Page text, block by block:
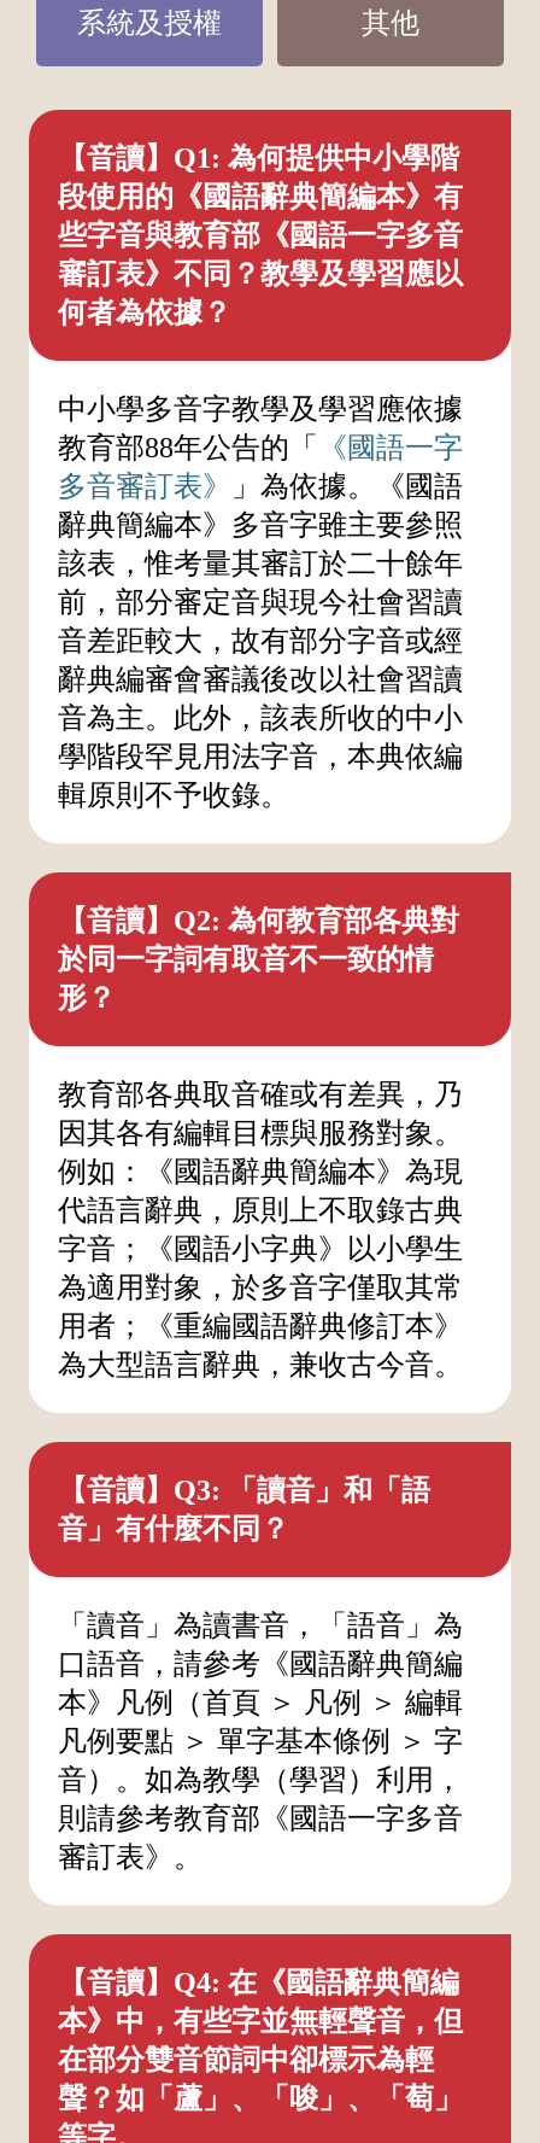
系統及授權 其他
【音讀】Q1: 為何提供中小學階
段使用的《國語辭典簡編本》有
些字音與教育部《國語一字多音
審訂表》不同？教學及學習應以
何者為依據？
中小學多音字教學及學習應依據
教育部88年公告的「
《國語一字
多音審訂表》
」為依據。《國語
辭典簡編本》多音字雖主要參照
該表，惟考量其審訂於二十餘年
前，部分審定音與現今社會習讀
音差距較大，故有部分字音或經
辭典編審會審議後改以社會習讀
音為主。此外，該表所收的中小
學階段罕見用法字音，本典依編
輯原則不予收錄。
【音讀】Q2: 為何教育部各典對
於同一字詞有取音不一致的情
形？
教育部各典取音確或有差異，乃
因其各有編輯目標與服務對象。
例如：《國語辭典簡編本》為現
代語言辭典，原則上不取錄古典
字音；《國語小字典》以小學生
為適用對象，於多音字僅取其常
用者；《重編國語辭典修訂本》
為大型語言辭典，兼收古今音。
【音讀】Q3: 「讀音」和「語
音」有什麼不同？
「讀音」為讀書音，「語音」為
口語音，請參考《國語辭典簡編
本》凡例（首頁 ＞ 凡例 ＞ 編輯
凡例要點 ＞ 單字基本條例 ＞ 字
音）。如為教學（學習）利用，
則請參考教育部《國語一字多音
審訂表》。
【音讀】Q4: 在《國語辭典簡編
本》中，有些字並無輕聲音，但
在部分雙音節詞中卻標示為輕
聲？如「蘆」、「唆」、「萄」